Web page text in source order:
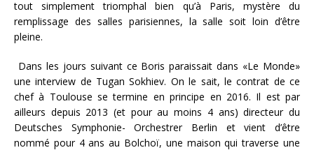
tout simplement triomphal bien qu’à Paris, mystère du
remplissage des salles parisiennes, la salle soit loin d’être
pleine.
Dans les jours suivant ce Boris paraissait dans «Le Monde»
une interview de Tugan Sokhiev. On le sait, le contrat de ce
chef à Toulouse se termine en principe en 2016. Il est par
ailleurs depuis 2013 (et pour au moins 4 ans) directeur du
Deutsches Symphonie- Orchestrer Berlin et vient d’être
nommé pour 4 ans au Bolchoï, une maison qui traverse une